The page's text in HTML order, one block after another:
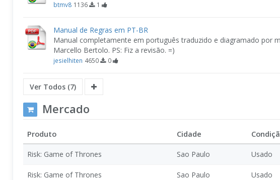
btmv8 1136 1
Manual de Regras em PT-BR
Manual completamente em português traduzido e diagramado por
Marcello Bertolo. PS: Fiz a revisão. =)
jesielhiten 4650 0
Ver Todos (7)
Mercado
Produto Cidade
Risk: Game of Thrones Sao Paulo Usado
Risk: Game of Thrones Sao Paulo Usado